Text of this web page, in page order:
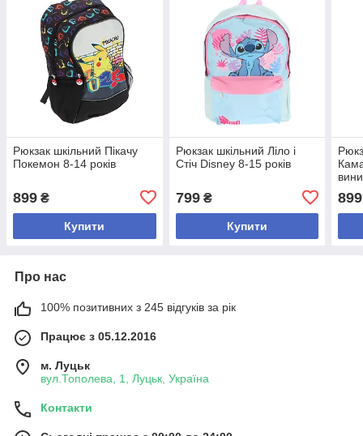
Рюкзак шкільний Пікачу
Покемон 8-14 років
899 ₴
Купити
Рюкзак шкільний Ліло і
Стіч Disney 8-15 років
799₴
Купити
899
Про нас
100% позитивних з 245 відгуків за рік
Працює з 05.12.2016
м. Луцьк
вул.Тополева, 1, Луцьк, Україна
Контакти